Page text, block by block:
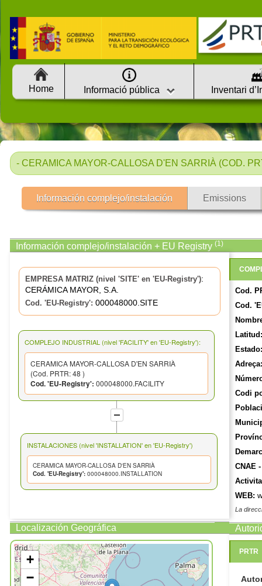
Home Informació pública Inventari
- CERAMICA MAYOR-CALLOSA D'EN SARRIÀ (COD.
Información complejo/instalación Emissions
Información complejo/instalación + EU Registry (1)
EMPRESA MATRIZ (nivel 'SITE' en 'EU-Registry'):
CERÁMICA MAYOR, S.A.
Cod. 'EU-Registry': 000048000.SITE
COMPLEJO INDUSTRIAL (nivel 'FACILITY' en 'EU-Registry'):
CERAMICA MAYOR-CALLOSA D'EN SARRIÀ
(Cod. PRTR: 48 )
Cod. 'EU-Registry': 000048000.FACILITY
INSTALACIONES (nivel 'INSTALLATION' en 'EU-Registry')
CERAMICA MAYOR-CALLOSA D'EN SARRIÀ
Cod. 'EU-Registry': 000048000.INSTALLATION
Localización Geográfica
+
−
Cod.
Cod.
Latitud:
Estado:
Adreça:
Codi
CNAE
WEB:
La
PRTR